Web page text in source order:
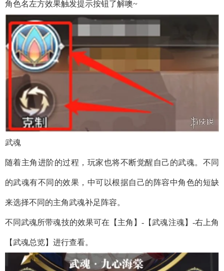
角色名左方效果触发提示按钮了解噢~
武魂
随着主角进阶的过程，玩家也将不断觉醒自己的武魂。不同
的武魂有不同的效果，中可以根据自己的阵容中角色的短缺
来选择不同的主角武魂补足阵容。
不同武魂所带魂技的效果可在【主角】-【武魂注魂】-右上角
【武魂总览】进行查看。